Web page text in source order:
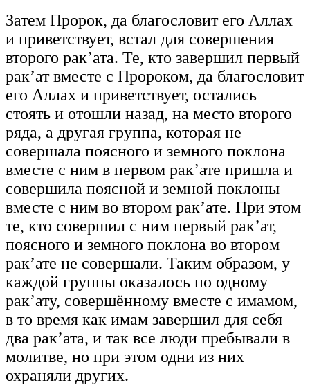
Затем Пророк, да благословит его Аллах
и приветствует, встал для совершения
второго рак’ата. Те, кто завершил первый
рак’ат вместе с Пророком, да благословит
его Аллах и приветствует, остались
стоять и отошли назад, на место второго
ряда, а другая группа, которая не
совершала поясного и земного поклона
вместе с ним в первом рак’ате пришла и
совершила поясной и земной поклоны
вместе с ним во втором рак’ате. При этом
те, кто совершил с ним первый рак’ат,
поясного и земного поклона во втором
рак’ате не совершали. Таким образом, у
каждой группы оказалось по одному
рак’ату, совершённому вместе с имамом,
в то время как имам завершил для себя
два рак’ата, и так все люди пребывали в
молитве, но при этом одни из них
охраняли других.